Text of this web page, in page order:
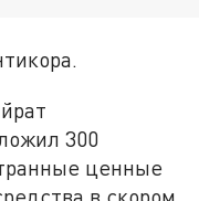
300
ценные